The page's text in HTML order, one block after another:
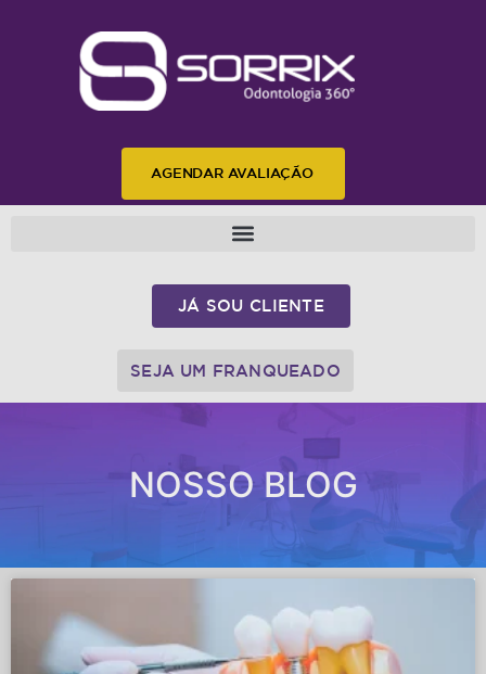
AGENDAR AVALIAÇÃO
JÁ SOU CLIENTE
SEJA UM FRANQUEADO
NOSSO BLOG